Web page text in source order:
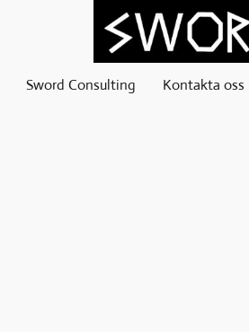
Sword Consulting Kontakta oss